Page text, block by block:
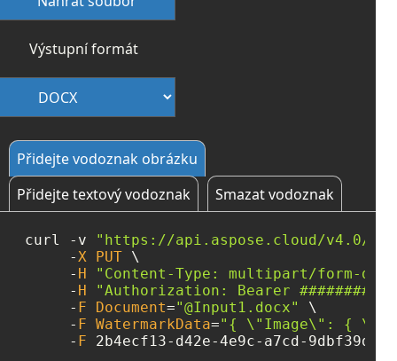
Výstupní formát
Přidejte vodoznak obrázku
Přidejte textový vodoznak
Smazat vodoznak
curl - v
"https://api.aspose.cloud/v4.0/
-X PUT \
- H
"Content-Type: multipart/form-
- H
"Authorization: Bearer
- F Document="@Input1.docx"
\
- F WatermarkData="{ \" Image\" : { \"
- F 2b4ecf13- d42e-4e9c- a7cd-